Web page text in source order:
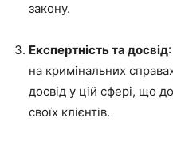
закону.
Експертність та досвід
на кримінальних
досвід у цій сфері, що
своїх клієнтів.